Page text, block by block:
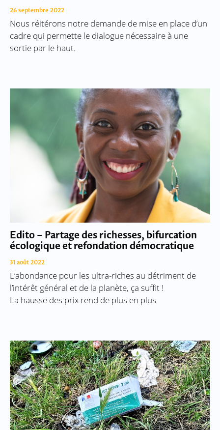
26 septembre 2022
Nous réitérons notre demande de mise en place d’un
cadre qui permette le dialogue nécessaire à une
sortie par le haut.
Edito – Partage des richesses, bifurcation
écologique et refondation démocratique
31 août 2022
L’abondance pour les ultra-riches au détriment de
l’intérêt général et de la planète, ça suffit !
La hausse des prix rend de plus en plus